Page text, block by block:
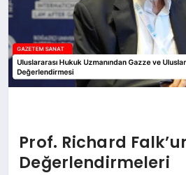
Prof. Richard
Değerlendirmeleri